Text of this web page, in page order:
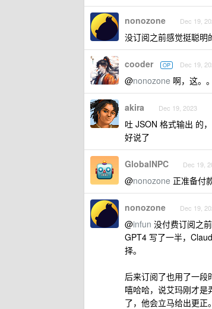
nonozone Dec 19,
没订阅之前感觉挺聪明
cooder OP Dec 19,
@nonozone 啊，这。。
akira Dec 19, 2023
吐 JSON 格式输出 的
好说了
GlobalNPC Dec 19,
@nonozone 正准备付
nonozone Dec 19,
@infun 没付费订阅之
GPT4 写了一半，
择。
后来订阅了也用了一
嘻哈哈，说艾玛刚才
了，他会立马给出更正。